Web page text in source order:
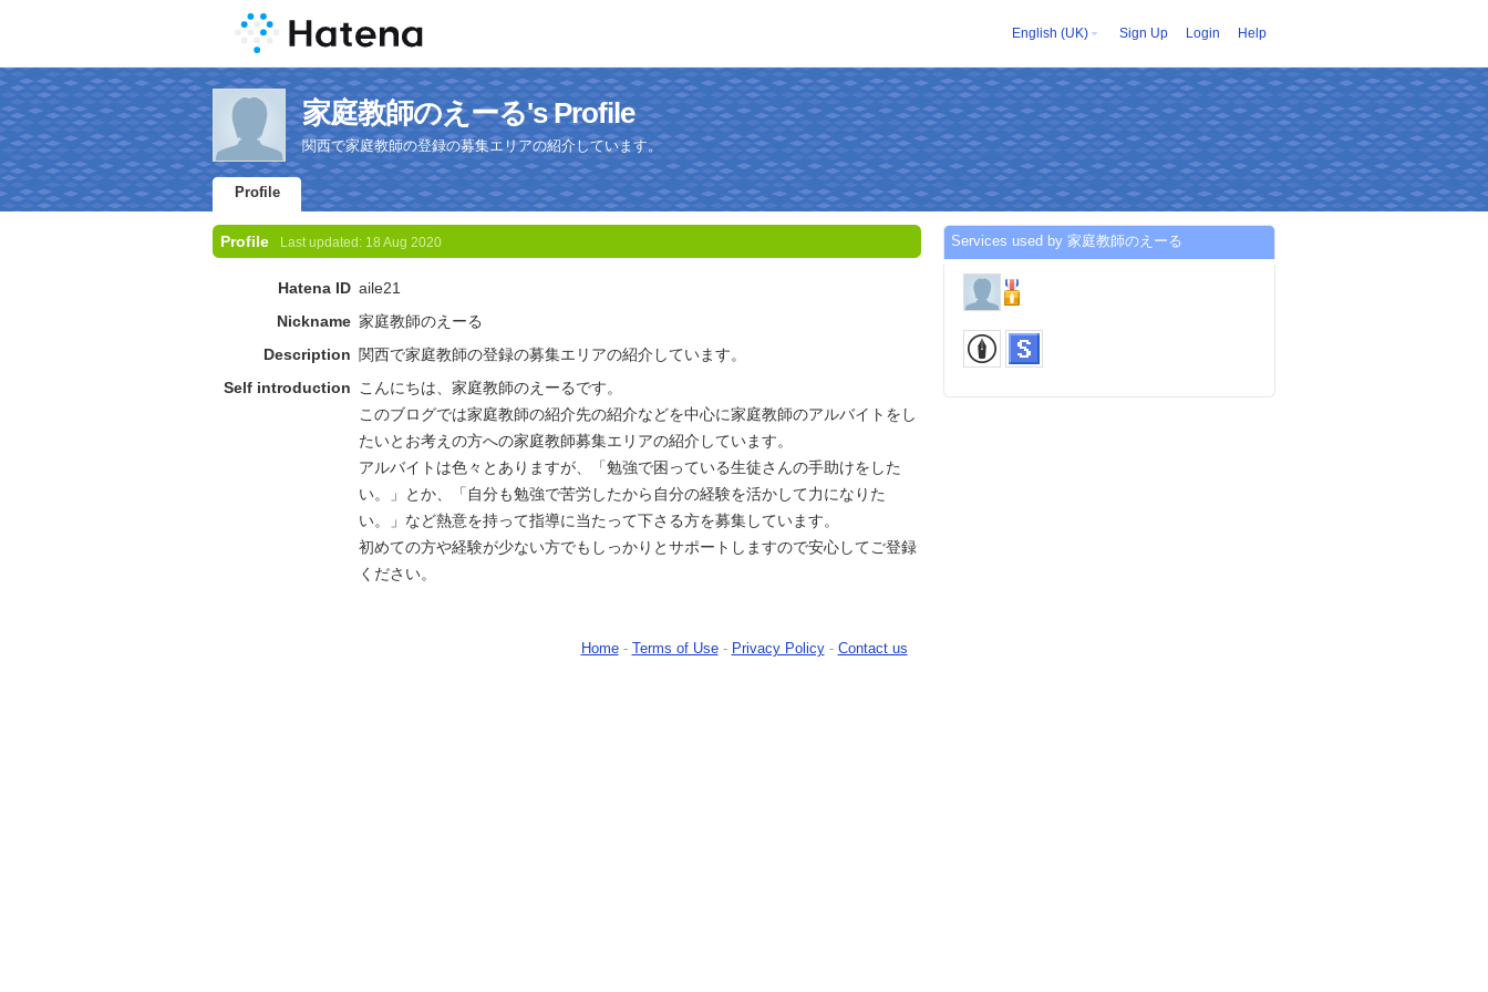
English (UK) Sign Up Login Help
家庭教師のえーる's Profile
関西で家庭教師の登録の募集エリアの紹介しています。
Profile
Profile Last updated: 18 Aug 2020
Hatena ID aile21
Nickname 家庭教師のえーる
Description 関西で家庭教師の登録の募集エリアの紹介しています。
Self introduction こんにちは、家庭教師のえーるです。
このブログでは家庭教師の紹介先の紹介などを中心に家庭教師のアルバイトをし
たいとお考えの方への家庭教師募集エリアの紹介しています。
アルバイトは色々とありますが、「勉強で困っている生徒さんの手助けをした
い。」とか、「自分も勉強で苦労したから自分の経験を活かして力になりた
い。」など熱意を持って指導に当たって下さる方を募集しています。
初めての方や経験が少ない方でもしっかりとサポートしますので安心してご登録
ください。
Services used by 家庭教師のえーる
Home- Terms of Use- Privacy Policy- Contact us